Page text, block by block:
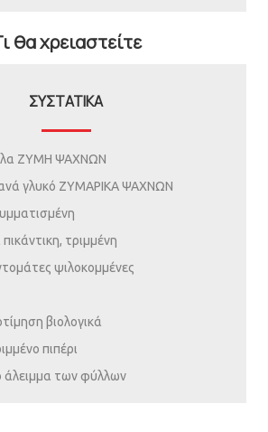
θα χρειαστείτε
ΣΥΣΤΑΤΙΚΑ
ΖΥΜΗ ΨΑΧΝΩΝ
γλυκό ΖΥΜΑΡΙΚΑ ΨΑΧΝΩΝ
τριμμένη
ψιλοκομμένες
βιολογικά
πιπέρι
άλειμμα των φύλλων